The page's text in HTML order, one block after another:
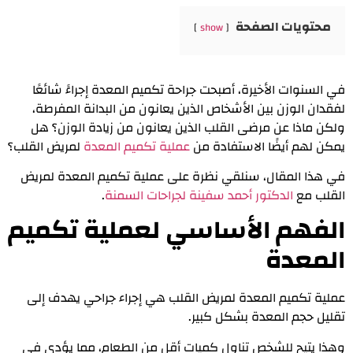
محتويات الصفحة show
في السنوات الأخيرة، أصبحت جراحة تكميم المعدة إجراءً شائعًا
لفقدان الوزن بين الأشخاص الذين يعانون من البدانة المفرطة،
ولكن ماذا عن مرضى القلب الذين يعانون من زيادة الوزن؟ هل
يمكن لهم أيضًا الاستفادة منعملية تكميم المعدة لمريض القلب؟
في هذا المقال، سنلقي نظرة على عملية تكميم المعدة لمريض
القلب معالدكتور أحمد سفينة لجراحات السمنة.
الفهم الأساسي لعملية تكميم
المعدة
عملية تكميم المعدة لمريض القلب هي إجراء جراحي يهدف إلى
تقليل حجم المعدة بشكل كبير.
وهذا يتيح للشخص تناول كميات أقل من الطعام، مما يؤدي في